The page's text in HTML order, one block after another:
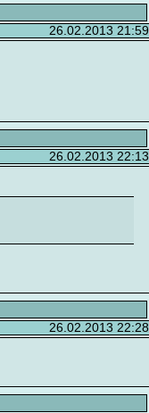
26.02.2013 21:59
26.02.2013 22:13
26.02.2013 22:28